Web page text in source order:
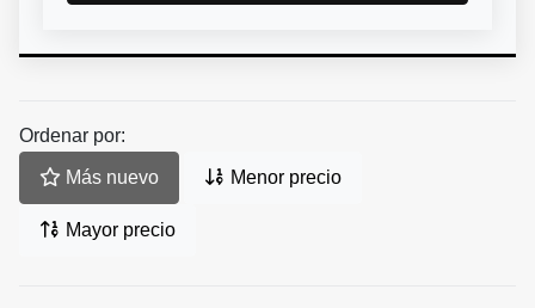
Ordenar por:
Más nuevo Menor precio
Mayor precio